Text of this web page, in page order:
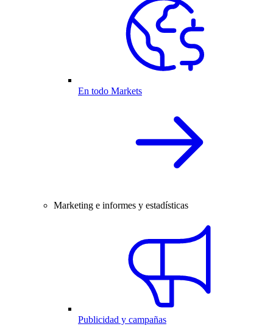
En todo Markets
Marketing e informes y estadísticas
Publicidad y campañas